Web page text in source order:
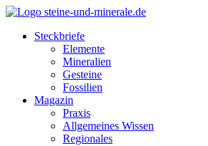
Steckbriefe
Elemente
Mineralien
Gesteine
Fossilien
Magazin
Praxis
Allgemeines Wissen
Regionales